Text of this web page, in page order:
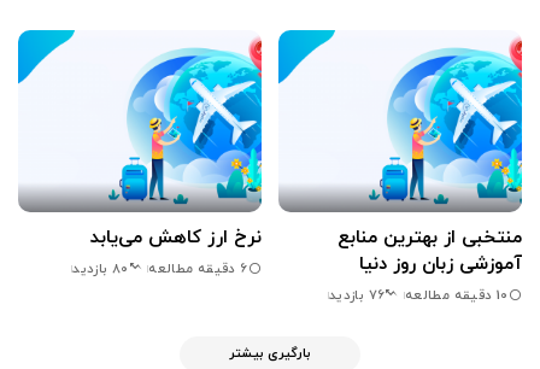
منتخبی از بهترین منابع
آموزشی زبان روز دنیا
10 دقیقه مطالعه 76 بازدید
نرخ ارز کاهش می‌یابد
6 دقیقه مطالعه 80 بازدید
بارگیری بیشتر